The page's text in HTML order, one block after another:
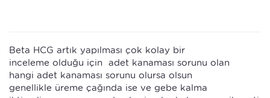
Beta HCG artık yapılması çok kolay bir
inceleme olduğu için adet kanaması sorunu olan
hangi adet kanaması sorunu olursa olsun
genellikle üreme çağında ise ve gebe kalma